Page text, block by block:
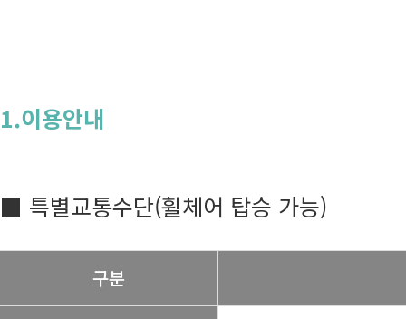
1.이용안내
■ 특별교통수단(휠체어 탑승 가능)
구분